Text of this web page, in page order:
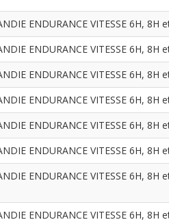
ENDURANCE VITESSE 6H, 8H
ENDURANCE VITESSE 6H, 8H
ENDURANCE VITESSE 6H, 8H
ENDURANCE VITESSE 6H, 8H
ENDURANCE VITESSE 6H, 8H
ENDURANCE VITESSE 6H, 8H
ENDURANCE VITESSE 6H, 8H
ENDURANCE VITESSE 6H, 8H